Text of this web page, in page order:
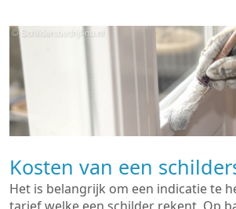
Kosten van een
Het is belangrijk om een indicatie te